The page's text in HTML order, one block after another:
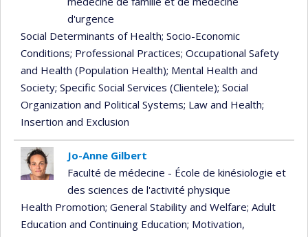
d'urgence
Social Determinants of Health; Socio-Economic
Conditions; Professional Practices; Occupational Safety
and Health (Population Health); Mental Health and
Society; Specific Social Services (Clientele); Social
Organization and Political Systems; Law and Health;
Insertion and Exclusion
Jo-Anne Gilbert
Faculté de médecine - École de kinésiologie et
des sciences de l'activité physique
Health Promotion; General Stability and Welfare; Adult
Education and Continuing Education; Motivation,